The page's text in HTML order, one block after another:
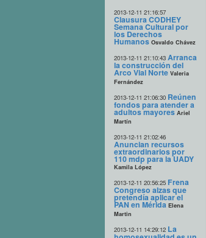
2013-12-11 21:16:57
Clausura CODHEY
Semana Cultural por
los Derechos
Humanos Osvaldo Chávez
2013-12-11 21:10:43 Arranca
la construcción del
Arco Vial Norte Valeria
Fernández
2013-12-11 21:06:30 Reúnen
fondos para atender a
adultos mayores Ariel
Martín
2013-12-11 21:02:46
Anuncian recursos
extraordinarios por
110 mdp para la UADY
Kamila López
2013-12-11 20:56:25 Frena
Congreso alzas que
pretendía aplicar el
PAN en Mérida Elena
Martin
2013-12-11 14:29:12 La